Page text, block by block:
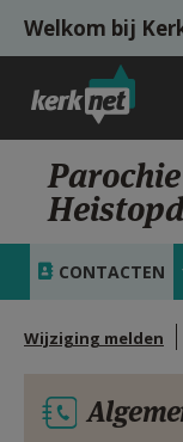
Overslaan en naar
Welkom bij
KERK
HULP
CONTACTEN
Wijziging melden